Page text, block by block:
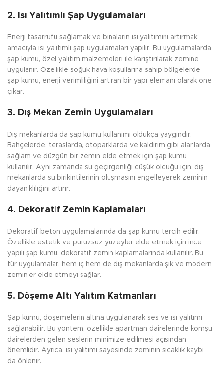
2. Isı Yalıtımlı Şap Uygulamaları
Enerji tasarrufu sağlamak ve binaların ısı yalıtımını artırmak
amacıyla ısı yalıtımlı şap uygulamaları yapılır. Bu uygulamalarda
şap kumu, özel yalıtım malzemeleri ile karıştırılarak zemine
uygulanır. Özellikle soğuk hava koşullarına sahip bölgelerde
şap kumu, enerji verimliliğini artıran bir yapı elemanı olarak öne
çıkar.
3. Dış Mekan Zemin Uygulamaları
Dış mekanlarda da şap kumu kullanımı oldukça yaygındır.
Bahçelerde, teraslarda, otoparklarda ve kaldırım gibi alanlarda
sağlam ve düzgün bir zemin elde etmek için şap kumu
kullanılır. Aynı zamanda su geçirgenliği düşük olduğu için, dış
mekanlarda su birikintilerinin oluşmasını engelleyerek zeminin
dayanıklılığını artırır.
4. Dekoratif Zemin Kaplamaları
Dekoratif beton uygulamalarında da şap kumu tercih edilir.
Özellikle estetik ve pürüzsüz yüzeyler elde etmek için ince
yapılı şap kumu, dekoratif zemin kaplamalarında kullanılır. Bu
tür uygulamalar, hem iç hem de dış mekanlarda şık ve modern
zeminler elde etmeyi sağlar.
5. Döşeme Altı Yalıtım Katmanları
Şap kumu, döşemelerin altına uygulanarak ses ve ısı yalıtımı
sağlanabilir. Bu yöntem, özellikle apartman dairelerinde komşu
dairelerden gelen seslerin minimize edilmesi açısından
önemlidir. Ayrıca, ısı yalıtımı sayesinde zeminin sıcaklık kaybı
da önlenir.